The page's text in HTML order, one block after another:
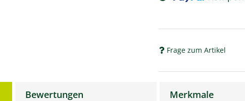
Frage zum Artikel
Bewertungen Merkmale